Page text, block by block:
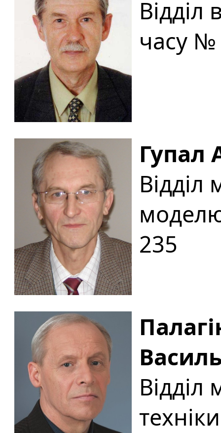
Відділ
часу №
Гупал
Відділ
235
Відділ